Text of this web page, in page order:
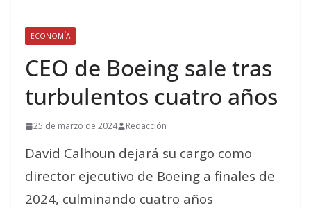
ECONOMÍA
CEO de Boeing sale tras
turbulentos cuatro años
25 de marzo de 2024 Redacción
David Calhoun dejará su cargo como
director ejecutivo de Boeing a finales de
2024, culminando cuatro años